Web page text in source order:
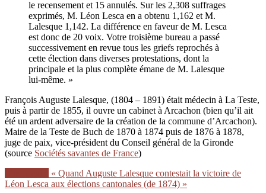
le recensement et 15 annulés. Sur les 2,308 suffrages
exprimés, M. Léon Lesca en a obtenu 1,162 et M.
Lalesque 1,142. La différence en faveur de M. Lesca
est donc de 20 voix. Votre troisième bureau a passé
successivement en revue tous les griefs reprochés à
cette élection dans diverses protestations, dont la
principale et la plus complète émane de M. Lalesque
lui-même. »
François Auguste Lalesque, (1804 – 1891) était médecin à La Teste,
puis à partir de 1855, il ouvre un cabinet à Arcachon (bien qu’il ait
été un ardent adversaire de la création de la commune d’Arcachon).
Maire de la Teste de Buch de 1870 à 1874 puis de 1876 à 1878,
juge de paix, vice-président du Conseil général de la Gironde
(source Sociétés savantes de France)
« Quand Auguste Lalesque contestait la victoire de
Léon Lesca aux élections cantonales (de 1874) »